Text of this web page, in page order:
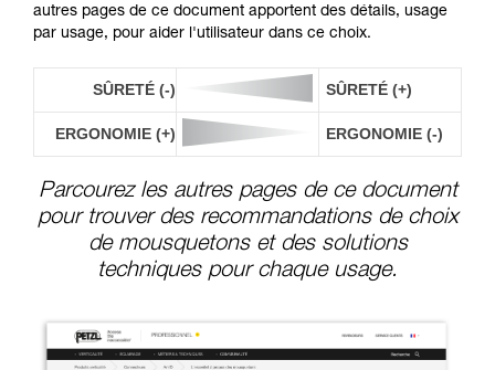
autres pages de ce document apportent des détails, usage
par usage, pour aider l'utilisateur dans ce choix.
SÛRETÉ (-) SÛRETÉ (+)
ERGONOMIE (+) ERGONOMIE (-)
Parcourez les autres pages de ce document
pour trouver des recommandations de choix
de mousquetons et des solutions
techniques pour chaque usage.